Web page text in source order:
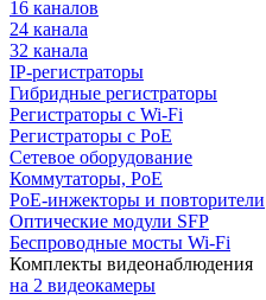
16 каналов
24 канала
32 канала
IP-регистраторы
Гибридные регистраторы
Регистраторы с Wi-Fi
Регистраторы с PoE
Сетевое оборудование
Коммутаторы, PoE
PoE-инжекторы и повторители
Оптические модули SFP
Беспроводные мосты Wi-Fi
Комплекты видеонаблюдения
на 2 видеокамеры